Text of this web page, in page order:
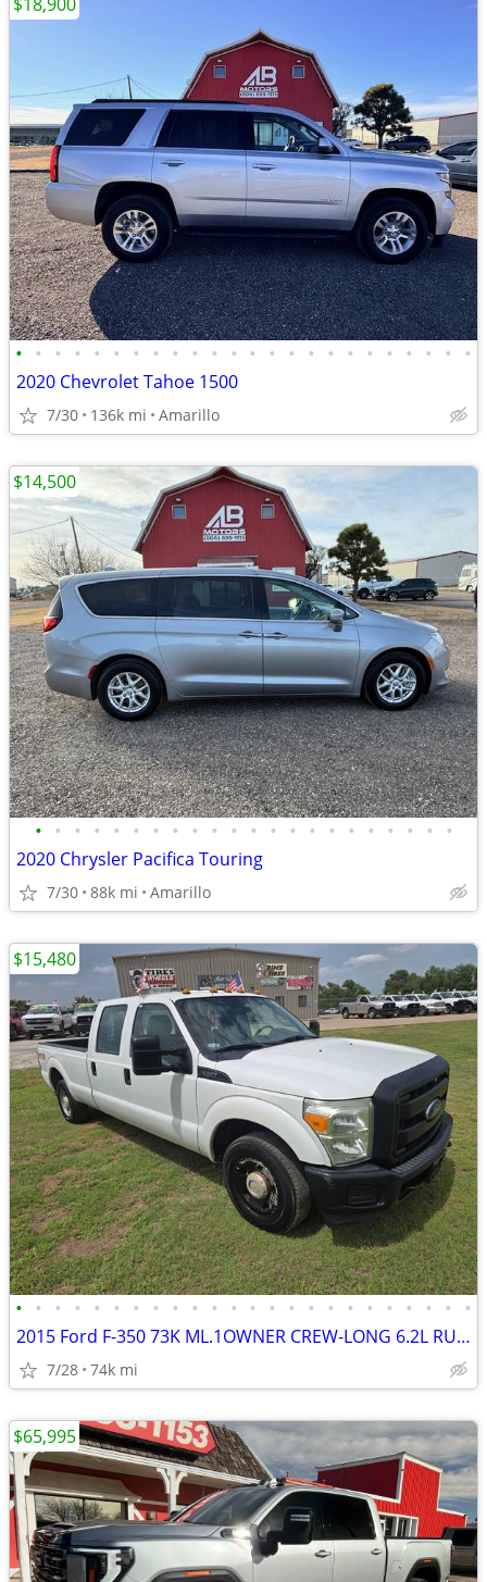
• • • • • • • • • • • • • • • • • • • • • • • •
2020 Chevrolet Tahoe 1500
7/30 136k mi Amarillo
• • • • • • • • • • • • • • • • • • • • • •
2020 Chrysler Pacifica Touring
7/30 88k mi Amarillo
$14,500
• • • • • • • • • • • • • • • • • • • • • • • •
2015 Ford F-350 73K ML.1OWNER CREW-LONG 6.2L RUNS&DRIVES GREAT A/C
7/28 74k mi
$15,480
$65,995